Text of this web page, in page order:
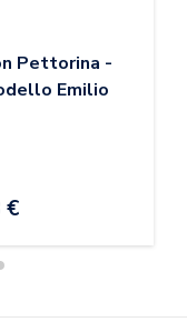
Pettorina -
Emilio
€